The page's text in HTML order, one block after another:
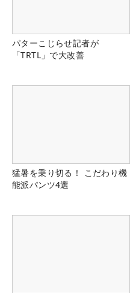
パターこじらせ記者が
「TRTL」で大改善
猛暑を乗り切る！ こだわり機
能派パンツ4選